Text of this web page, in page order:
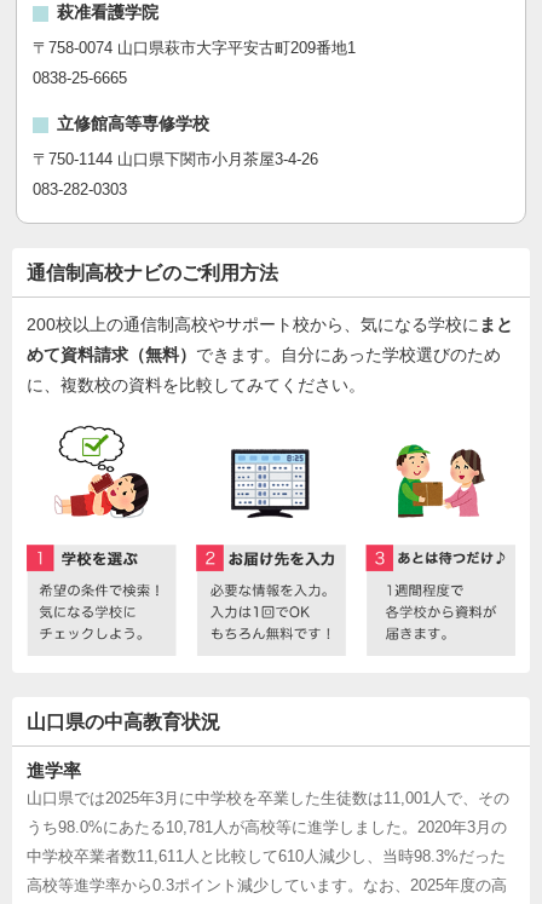
萩准看護学院
〒758-0074 山口県萩市大字平安古町209番地1
0838-25-6665
立修館高等専修学校
〒750-1144 山口県下関市小月茶屋3-4-26
083-282-0303
通信制高校ナビのご利用方法
200校以上の通信制高校やサポート校から、気になる学校に まと
めて資料請求（無料） できます。自分にあった学校選びのため
に、複数校の資料を比較してみてください。
山口県の中高教育状況
進学率
山口県では2025年3月に中学校を卒業した生徒数は11,001人で、その
うち98.0%にあたる10,781人が高校等に進学しました。2020年3月の
中学校卒業者数11,611人と比較して610人減少し、当時98.3%だった
高校等進学率から0.3ポイント減少しています。なお、2025年度の高